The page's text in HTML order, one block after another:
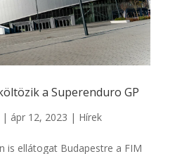
a Superenduro GP
| ápr 12, 2023 | Hírek
is ellátogat Budapestre a FIM